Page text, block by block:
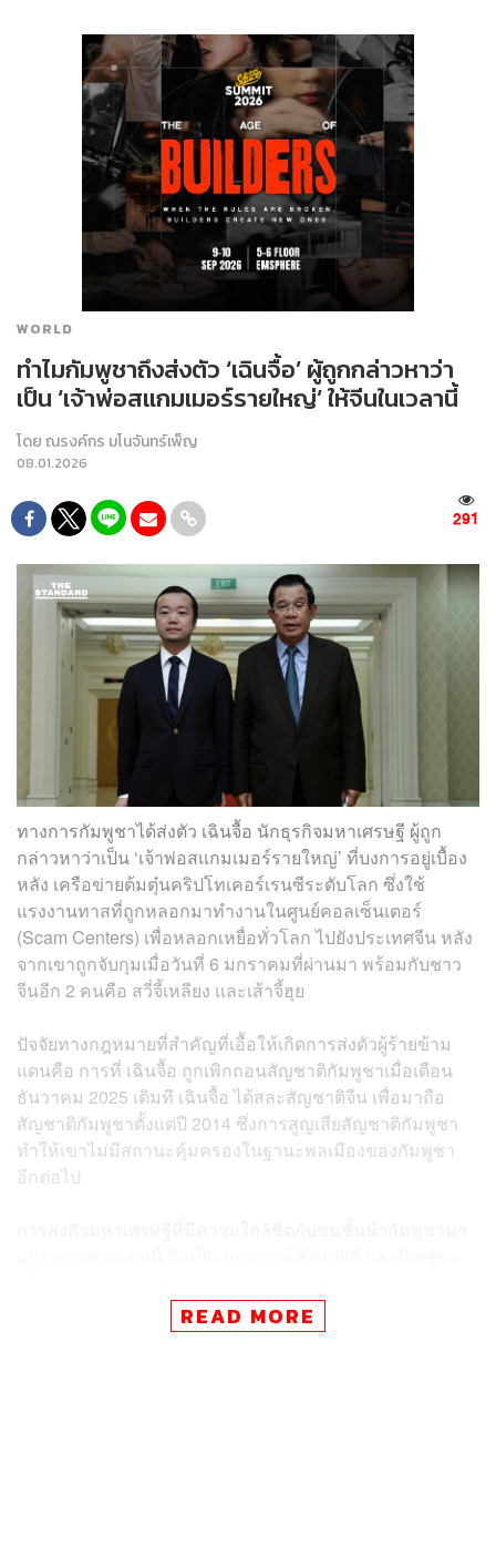
WORLD
ทำไมกัมพูชาถึงส่งตัว ‘เฉินจื้อ’ ผู้ถูกกล่าวหาว่า
เป็น ‘เจ้าพ่อสแกมเมอร์รายใหญ่’ ให้จีนในเวลานี้
โดยณรงค์กร มโนจันทร์เพ็ญ
08.01.2026
291
ทางการกัมพูชาได้ส่งตัว เฉินจื้อ นักธุรกิจมหาเศรษฐี ผู้ถูก
กล่าวหาว่าเป็น ‘เจ้าพ่อสแกมเมอร์รายใหญ่’ ที่บงการอยู่เบื้อง
หลัง เครือข่ายต้มตุ๋นคริปโทเคอร์เรนซีระดับโลก ซึ่งใช้
แรงงานทาสที่ถูกหลอกมาทำงานในศูนย์คอลเซ็นเตอร์
(Scam Centers) เพื่อหลอกเหยื่อทั่วโลก ไปยังประเทศจีน หลัง
จากเขาถูกจับกุมเมื่อวันที่ 6 มกราคมที่ผ่านมา พร้อมกับชาว
จีนอีก 2 คนคือ สวี่จี้เหลียง และเส้าจี้ฮุย
ปัจจัยทางกฎหมายที่สำคัญที่เอื้อให้เกิดการส่งตัวผู้ร้ายข้าม
แดนคือ การที่ เฉินจื้อ ถูกเพิกถอนสัญชาติกัมพูชาเมื่อเดือน
ธันวาคม 2025 เดิมที เฉินจื้อ ได้สละสัญชาติจีน เพื่อมาถือ
สัญชาติกัมพูชาตั้งแต่ปี 2014 ซึ่งการสูญเสียสัญชาติกัมพูชา
ทำให้เขาไม่มีสถานะคุ้มครองในฐานะพลเมืองของกัมพูชา
อีกต่อไป
READ MORE